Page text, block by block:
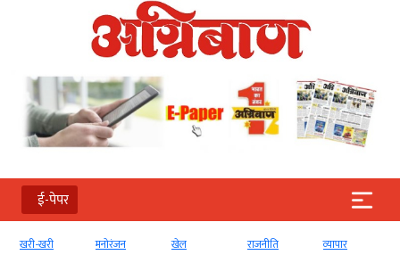
ई-पेपर
खरी-खरी मनोरंजन खेल राजनीति व्‍यापार